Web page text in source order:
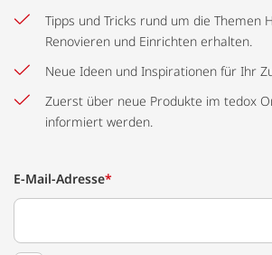
Tipps und Tricks rund um die Themen
Renovieren und Einrichten erhalten.
Neue Ideen und Inspirationen für Ihr
Zuerst über neue Produkte im tedox
informiert werden.
E-Mail-Adresse*